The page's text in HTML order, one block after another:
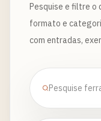
Pesquise e filtre
formato e
com entradas,